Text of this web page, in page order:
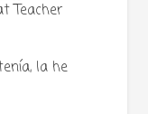
Teacher
la he